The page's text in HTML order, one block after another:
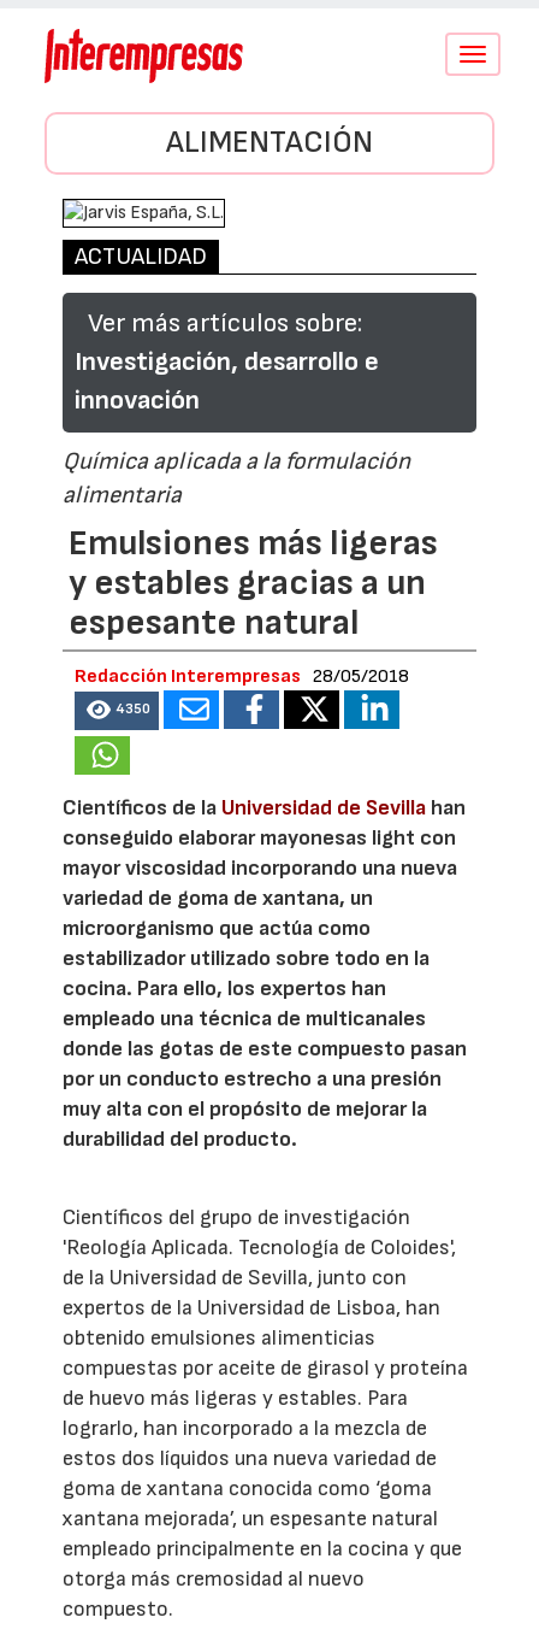
Conmutar
ALIMENTACIÓN
ACTUALIDAD
Ver más artículos sobre:
Investigación, desarrollo e
innovación
Química aplicada a la formulación
alimentaria
Emulsiones más ligeras
y estables gracias a un
espesante natural
Redacción Interempresas 28/05/2018
4350
Científicos de la Universidad de Sevilla han
conseguido elaborar mayonesas light con
mayor viscosidad incorporando una nueva
variedad de goma de xantana, un
microorganismo que actúa como
estabilizador utilizado sobre todo en la
cocina. Para ello, los expertos han
empleado una técnica de multicanales
donde las gotas de este compuesto pasan
por un conducto estrecho a una presión
muy alta con el propósito de mejorar la
durabilidad del producto.
Científicos del grupo de investigación
'Reología Aplicada. Tecnología de Coloides',
de la Universidad de Sevilla, junto con
expertos de la Universidad de Lisboa, han
obtenido emulsiones alimenticias
compuestas por aceite de girasol y proteína
de huevo más ligeras y estables. Para
lograrlo, han incorporado a la mezcla de
estos dos líquidos una nueva variedad de
goma de xantana conocida como ‘goma
xantana mejorada’, un espesante natural
empleado principalmente en la cocina y que
otorga más cremosidad al nuevo
compuesto.